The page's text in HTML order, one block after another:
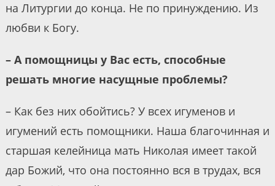
на Литургии до конца. Не по принуждению. Из
любви к Богу.
– А помощницы у Вас есть, способные
решать многие насущные проблемы?
– Как без них обойтись? У всех игуменов и
игумений есть помощники. Наша благочинная и
старшая келейница мать Николая имеет такой
дар Божий, что она постоянно вся в трудах, вся